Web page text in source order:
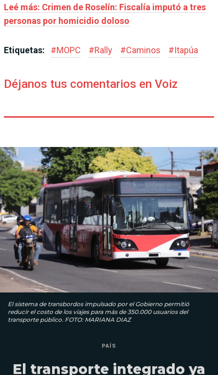
Leé más: Crimen de Roselín: Fiscalía imputó a tres
personas por homicidio doloso
Etiquetas: #MOPC #Rally #Caminos #Itapúa
Déjanos tus comentarios en Voiz
El sistema de transbordos impulsado por el Gobierno permitió
reducir el costo de los viajes para más de 350.000 usuarios del
transporte público. FOTO: MARIANA DIAZ
PAÍS
El transporte integrado ya